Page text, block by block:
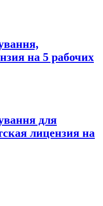
на 5 рабочих
для
лицензия на